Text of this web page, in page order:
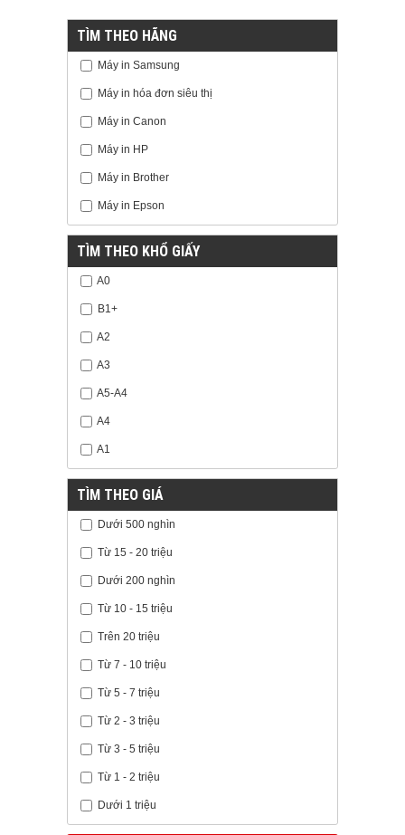
TÌM THEO HÃNG
Máy in Samsung
Máy in hóa đơn siêu thị
Máy in Canon
Máy in HP
Máy in Brother
Máy in Epson
TÌM THEO KHỔ GIẤY
A0
B1+
A2
A3
A5-A4
A4
A1
TÌM THEO GIÁ
Dưới 500 nghìn
Từ 15 - 20 triệu
Dưới 200 nghìn
Từ 10 - 15 triệu
Trên 20 triệu
Từ 7 - 10 triệu
Từ 5 - 7 triệu
Từ 2 - 3 triệu
Từ 3 - 5 triệu
Từ 1 - 2 triệu
Dưới 1 triệu